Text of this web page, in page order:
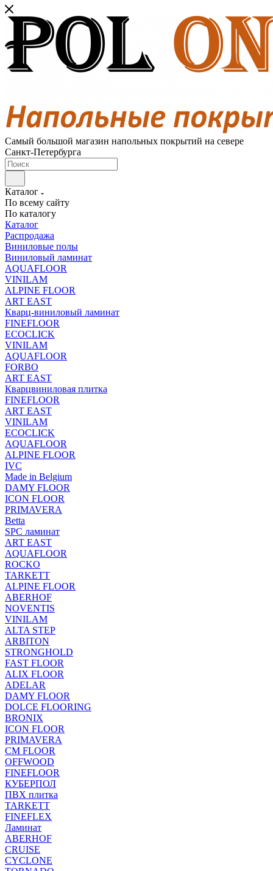
Самый большой магазин напольных покрытий на севере
Санкт-Петербурга
Каталог
По всему сайту
По каталогу
Каталог
Распродажа
Виниловые полы
Виниловый ламинат
AQUAFLOOR
VINILAM
ALPINE FLOOR
ART EAST
Кварц-виниловый ламинат
FINEFLOOR
ECOCLICK
VINILAM
AQUAFLOOR
FORBO
ART EAST
Кварцвиниловая плитка
FINEFLOOR
ART EAST
VINILAM
ECOCLICK
AQUAFLOOR
ALPINE FLOOR
IVC
Made in Belgium
DAMY FLOOR
ICON FLOOR
PRIMAVERA
Betta
SPC ламинат
ART EAST
AQUAFLOOR
ROCKO
TARKETT
ALPINE FLOOR
ABERHOF
NOVENTIS
VINILAM
ALTA STEP
ARBITON
STRONGHOLD
FAST FLOOR
ALIX FLOOR
ADELAR
DAMY FLOOR
DOLCE FLOORING
BRONIX
ICON FLOOR
PRIMAVERA
CM FLOOR
OFFWOOD
FINEFLOOR
КУБЕРПОЛ
ПВХ плитка
TARKETT
FINEFLEX
Ламинат
ABERHOF
CRUISE
CYCLONE